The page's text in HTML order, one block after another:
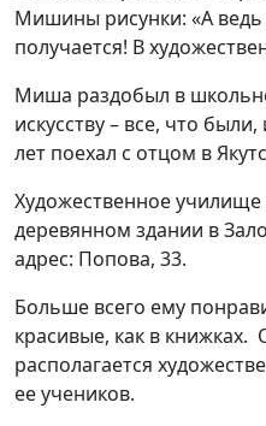
Мишины рисунки: «А
получается! В
Миша раздобыл в
искусству – все, что были,
лет поехал с отцом в
Художественное училище
деревянном здании в
адрес: Попова, 33.
Больше всего ему
красивые, как в книжках.
располагается х
ее учеников.